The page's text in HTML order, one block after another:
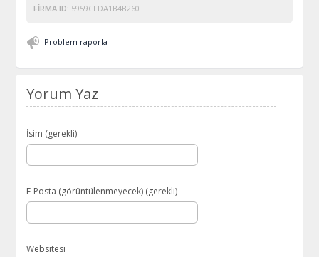
FIRMA ID: 5959CFDA1B4B260
Problem raporla
Yorum Yaz
İsim (gerekli)
E-Posta (görüntülenmeyecek) (gerekli)
Websitesi